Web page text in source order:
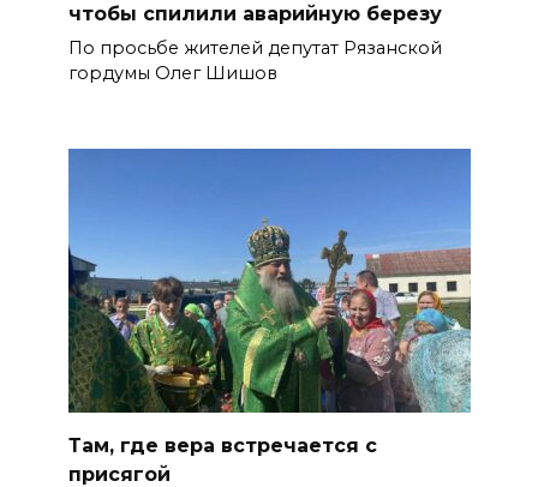
чтобы спилили аварийную березу
По просьбе жителей депутат Рязанской
гордумы Олег Шишов
Там, где вера встречается с
присягой